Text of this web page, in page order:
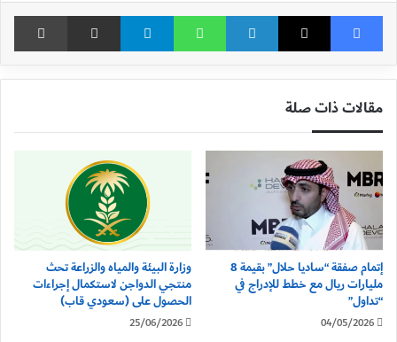
فيسبوك X لينكدإن واتساب تيلقرام مشاركة عبر البريد
مقالات ذات صلة
إتمام صفقة “ساديا حلال” بقيمة 8
مليارات ريال مع خطط للإدراج في
“تداول”
04/05/2026
وزارة البيئة والمياه والزراعة تحث
منتجي الدواجن لاستكمال إجراءات
الحصول على (سعودي قاب)
25/06/2026